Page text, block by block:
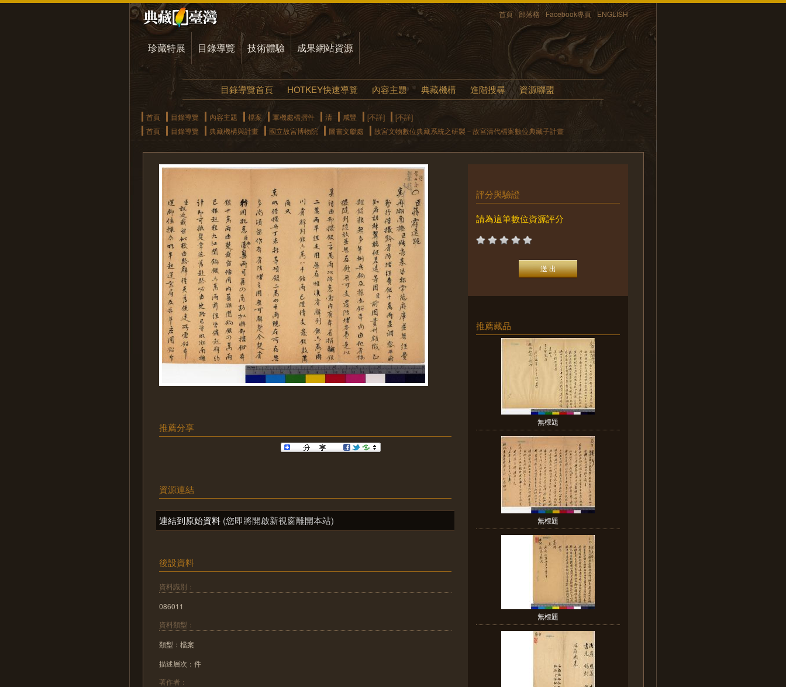
首頁 部落格 Facebook專頁 ENGLISH
珍藏特展 目錄導覽 技術體驗 成果網站資源
目錄導覽首頁 HOTKEY快速導覽 內容主題 典藏機構 進階搜尋 資源聯盟
首頁 目錄導覽 內容主題 檔案 軍機處檔摺件 清 咸豐 [不詳]
[不詳]
首頁
目錄導覽 典藏機構與計畫 國立故宮博物院 圖書文獻處 故宮文物數位典藏系統之研製－故宮清代檔案數位典藏子計畫
推薦分享
資源連結
連結到原始資料 (您即將開啟新視窗離開本站)
後設資料
資料識別：
086011
資料類型：
類型：檔案
描述層次：件
著作者：
評分與驗證
請為這筆數位資源評分
推薦藏品
無標題
無標題
無標題